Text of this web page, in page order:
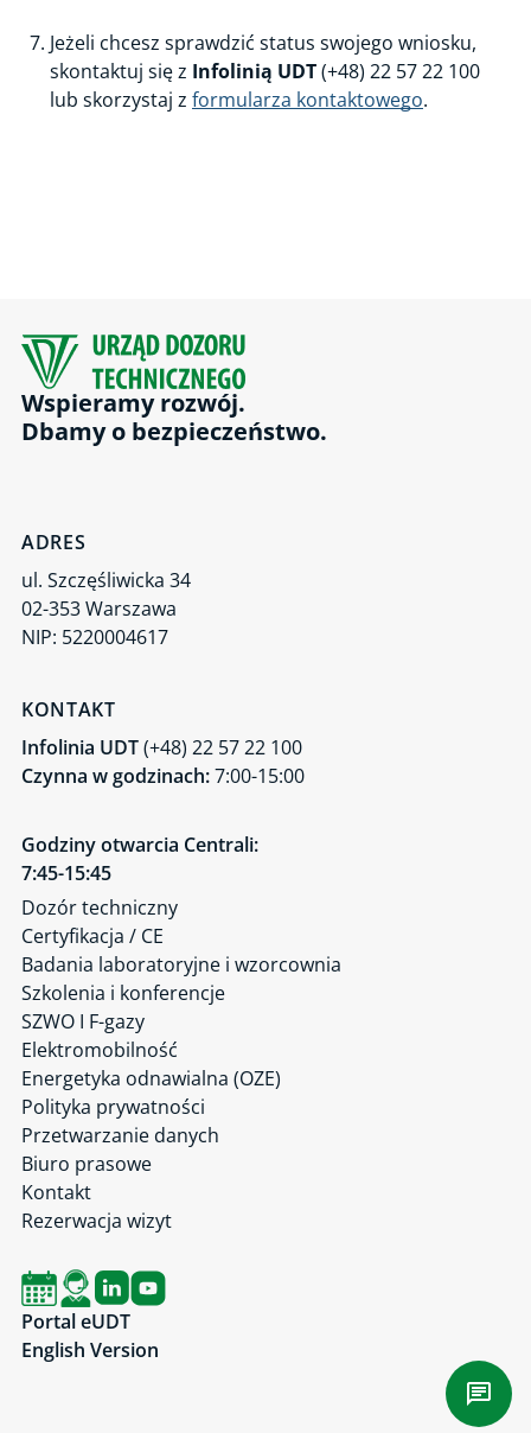
Jeżeli chcesz sprawdzić status swojego wniosku,
skontaktuj się z Infolinią UDT(+48) 22 57 22 100
lub skorzystaj z formularza kontaktowego.
Wspieramy rozwój.
Dbamy o bezpieczeństwo.
ADRES
ul. Szczęśliwicka 34
02-353 Warszawa
NIP: 5220004617
KONTAKT
Infolinia UDT(+48) 22 57 22 100
Czynna w godzinach:7:00-15:00
Godziny otwarcia Centrali:
7:45-15:45
Dozór techniczny
Certyfikacja / CE
Badania laboratoryjne i wzorcownia
Szkolenia i konferencje
SZWO I F-gazy
Elektromobilność
Energetyka odnawialna (OZE)
Polityka prywatności
Przetwarzanie danych
Biuro prasowe
Kontakt
Rezerwacja wizyt
Portal eUDT
English Version
Czat